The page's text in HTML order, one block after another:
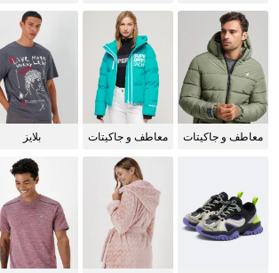
معاطف و جاكيتات
معاطف و جاكيتات
بلايز